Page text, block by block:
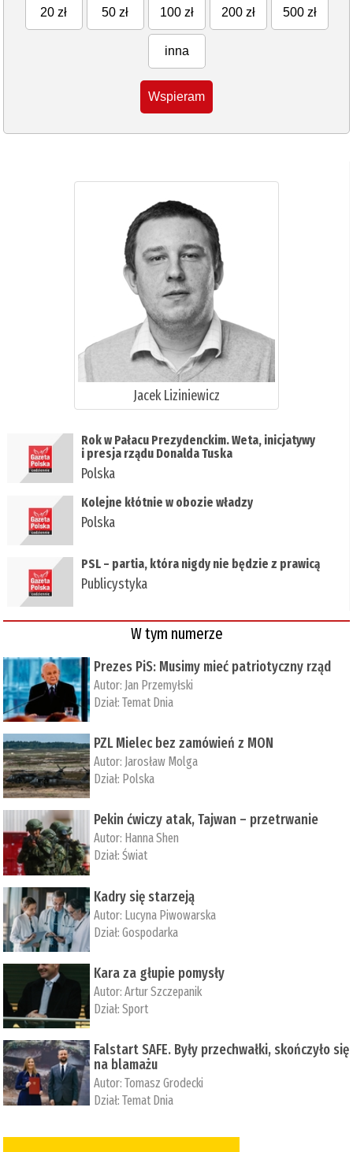
20 zł 50 zł 100 zł 200 zł 500 zł
inna
Wspieram
Jacek Liziniewicz
Rok w Pałacu Prezydenckim. Weta, inicjatywy
i presja rządu Donalda Tuska
Polska
Kolejne kłótnie w obozie władzy
Polska
PSL – partia, która nigdy nie będzie z prawicą
Publicystyka
W tym numerze
Prezes PiS: Musimy mieć patriotyczny rząd
Autor: Jan Przemyłski
Dział:Temat Dnia
PZL Mielec bez zamówień z MON
Autor: Jarosław Molga
Dział: Polska
Pekin ćwiczy atak, Tajwan – przetrwanie
Autor: ­Hanna Shen
Dział:Świat
Kadry się starzeją
Autor: Lucyna Piwowarska
Dział:Gospodarka
Kara za głupie pomysły
Autor:Artur Szczepanik
Dział:Sport
Falstart SAFE. Były przechwałki, skończyło się
na blamażu
Autor:Tomasz Grodecki
Dział:Temat Dnia